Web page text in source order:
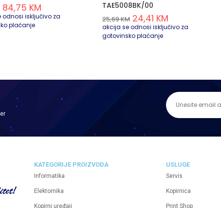
84,75 KM
odnosi isključivo za
plaćanje
TAE5008BK/00
25,69KM 24,41 KM
akcija se odnosi isključivo za
gotovinsko plaćanje
KATEGORIJE PROIZVODA
Informatika
Elektornika
Kopirni uređaji
USLUGE
Servis
Kopirnica
Print Shop